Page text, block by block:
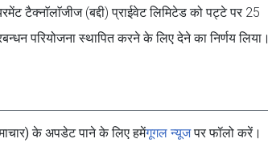
टैक्नाॅलाॅजीज (बद्दी) प्राईवेट लिमिटेड को पट्टे पर 25
परियोजना स्थापित करने के लिए देने का निर्णय लिया।
के अपडेट पाने के लिए हमेंगूगल न्यूजपर फॉलो करें।